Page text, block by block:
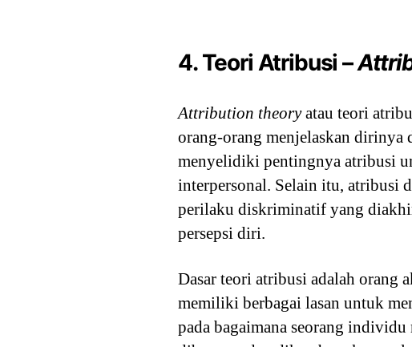
4. Teori Atribusi –
Attribution theoryatau teori
orang-orang menjelaskan
menyelidiki pentingnya atribusi
interpersonal. Selain itu, atribusi
perilaku diskriminatif yang
persepsi diri.
Dasar teori atribusi adalah orang
memiliki berbagai lasan untuk
pada bagaimana seorang